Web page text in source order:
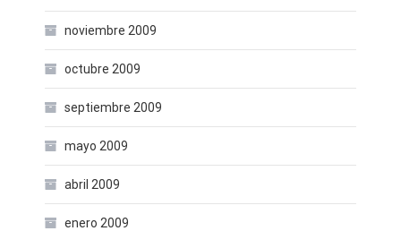
noviembre 2009
octubre 2009
septiembre 2009
mayo 2009
abril 2009
enero 2009